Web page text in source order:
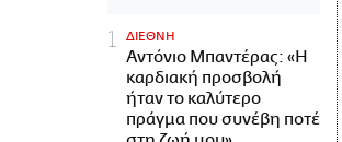
ΔΙΕΘΝΗ
Αντόνιο Μπαντέρας: «Η
καρδιακή προσβολή
ήταν το καλύτερο
πράγμα που συνέβη ποτέ